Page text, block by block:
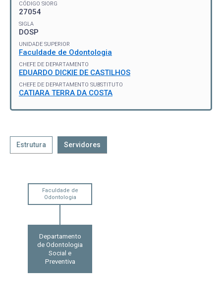
CÓDIGO SIORG
27054
SIGLA
DOSP
UNIDADE SUPERIOR
Faculdade de Odontologia
CHEFE DE DEPARTAMENTO
EDUARDO DICKIE DE CASTILHOS
CHEFE DE DEPARTAMENTO SUBSTITUTO
CATIARA TERRA DA COSTA
Estrutura Servidores
Faculdade de
Odontologia
Departamento
de Odontologia
Social e
Preventiva